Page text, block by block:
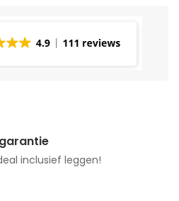
inclusief leggen!